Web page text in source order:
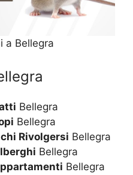
a Bellegra
Bellegra
Bellegra
Rivolgersi Bellegra
Bellegra
Bellegra